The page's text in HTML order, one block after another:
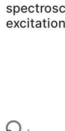
FAQ
Leitlinien